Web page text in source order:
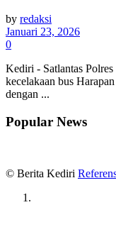
by redaksi
Januari 23, 2026
0
Kediri - Satlantas
kecelakaan bus
dengan ...
Popular News
© Berita Kediri